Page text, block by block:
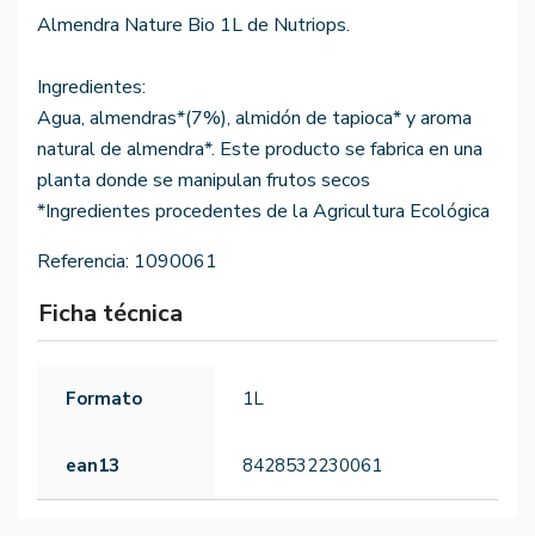
Almendra Nature Bio 1L de Nutriops.
Ingredientes:
Agua, almendras*(7%), almidón de tapioca* y aroma
natural de almendra*. Este producto se fabrica en una
planta donde se manipulan frutos secos
*Ingredientes procedentes de la Agricultura Ecológica
Referencia: 1090061
Ficha técnica
Formato 1L
ean13 8428532230061